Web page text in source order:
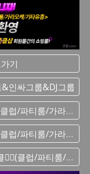
기
인싸그룹&DJ그룹
┼ミ존클서울방.comミ┼존클❤️‍🔥(클럽/파티룸/가라오케) - 단톡방
┼ミ존클부산방.comミ┼존클❤️‍🔥(클럽/파티룸/가라오케) - 단톡방
┼ミ존클올레이디방.comミ┼존클❤️‍🔥(클럽/파티룸/가라오케) - 단톡방